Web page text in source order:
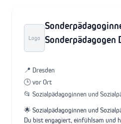
Logo
Sonderpädagogen
📍 Dresden
🕒 vor Ort
📂 Sozialpädagoginnen und
🌟 Sozialpädagoginnen und
Du bist engagiert, einfühlsam und